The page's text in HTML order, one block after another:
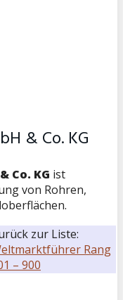
& Co. KG
Co. KG ist
von Rohren,
zur Liste:
Rang
– 900